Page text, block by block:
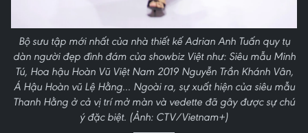
Bộ sưu tập mới nhất của nhà thiết kế Adrian Anh Tuấn quy tụ
dàn người đẹp đình đám của showbiz Việt như: Siêu mẫu Minh
Tú, Hoa hậu Hoàn Vũ Việt Nam 2019 Nguyễn Trần Khánh Vân,
Á Hậu Hoàn vũ Lệ Hằng... Ngoài ra, sự xuất hiện của siêu mẫu
Thanh Hằng ở cả vị trí mở màn và vedette đã gây được sự chú
ý đặc biệt. (Ảnh: CTV/Vietnam+)